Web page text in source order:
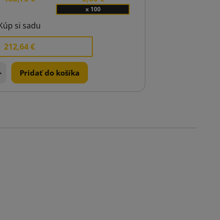
x 100
si sadu
212,64 €
Pridať do košíka